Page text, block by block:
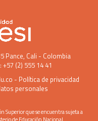
Pance, Cali - Colombia
(2) 555 14 41
- Política de privacidad
personales
Superior que se encuentra sujeta a